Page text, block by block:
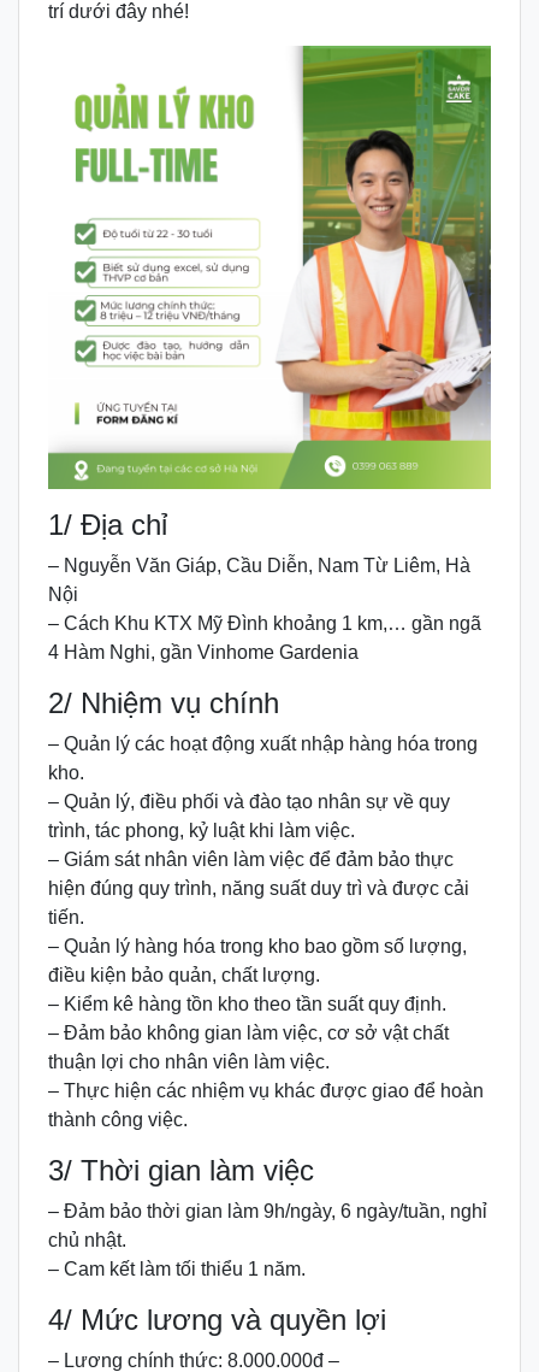
trí dưới đây nhé!
1/ Địa chỉ
– Nguyễn Văn Giáp, Cầu Diễn, Nam Từ Liêm, Hà
Nội
– Cách Khu KTX Mỹ Đình khoảng 1 km,… gần ngã
4 Hàm Nghi, gần Vinhome Gardenia
2/ Nhiệm vụ chính
– Quản lý các hoạt động xuất nhập hàng hóa trong
kho.
– Quản lý, điều phối và đào tạo nhân sự về quy
trình, tác phong, kỷ luật khi làm việc.
– Giám sát nhân viên làm việc để đảm bảo thực
hiện đúng quy trình, năng suất duy trì và được cải
tiến.
– Quản lý hàng hóa trong kho bao gồm số lượng,
điều kiện bảo quản, chất lượng.
– Kiểm kê hàng tồn kho theo tần suất quy định.
– Đảm bảo không gian làm việc, cơ sở vật chất
thuận lợi cho nhân viên làm việc.
– Thực hiện các nhiệm vụ khác được giao để hoàn
thành công việc.
3/ Thời gian làm việc
– Đảm bảo thời gian làm 9h/ngày, 6 ngày/tuần, nghỉ
chủ nhật.
– Cam kết làm tối thiểu 1 năm.
4/ Mức lương và quyền lợi
– Lương chính thức: 8.000.000đ –